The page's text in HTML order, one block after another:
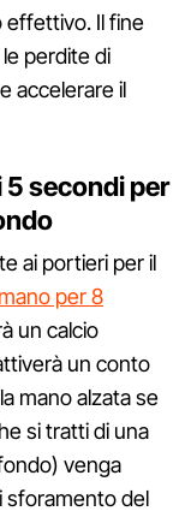
effettivo. Il fine
perdite di
accelerare il
secondi per
ai portieri per il
per 8
un calcio
un conto
mano alzata se
si tratti di una
venga
sforamento del